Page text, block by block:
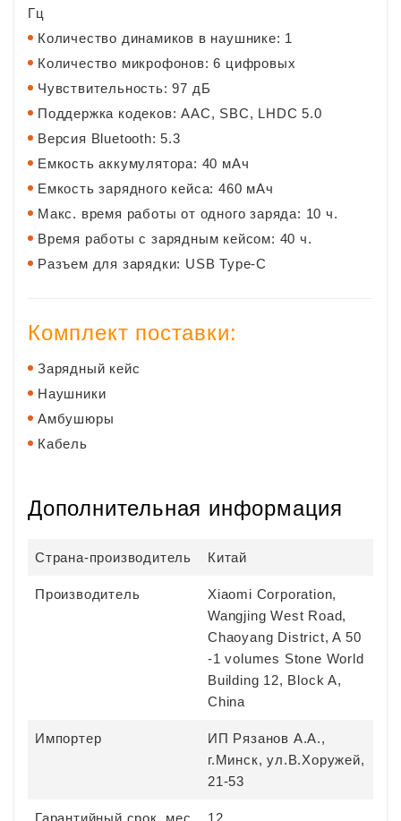
Гц
Количество динамиков в наушнике: 1
Количество микрофонов: 6 цифровых
Чувствительность: 97 дБ
Поддержка кодеков: AAC, SBC, LHDC 5.0
Версия Bluetooth: 5.3
Емкость аккумулятора: 40 мАч
Емкость зарядного кейса: 460 мАч
Макс. время работы от одного заряда: 10 ч.
Время работы с зарядным кейсом: 40 ч.
Разъем для зарядки: USB Type-C
Комплект поставки:
Зарядный кейс
Наушники
Амбушюры
Кабель
Дополнительная информация
Страна-производитель Китай
Производитель
Xiaomi Corporation,
Wangjing West Road,
Chaoyang District, A 50
-1 volumes Stone World
Building 12, Block A,
China
Импортер
ИП Рязанов А.А.,
г.Минск, ул.В.Хоружей,
21-53